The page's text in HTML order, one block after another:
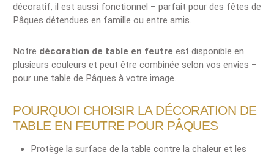
décoratif, il est aussi fonctionnel – parfait pour des fêtes de
Pâques détendues en famille ou entre amis.
Notre décoration de table en feutre est disponible en
plusieurs couleurs et peut être combinée selon vos envies –
pour une table de Pâques à votre image.
POURQUOI CHOISIR LA DÉCORATION DE
TABLE EN FEUTRE POUR PÂQUES
Protège la surface de la table contre la chaleur et les